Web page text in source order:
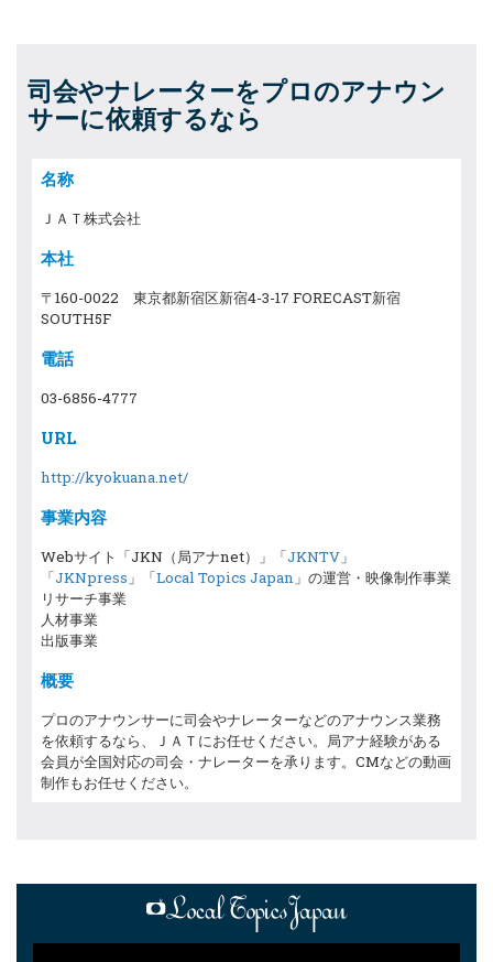
司会やナレーターをプロのアナウン
サーに依頼するなら
名称
ＪＡＴ株式会社
本社
〒160-0022 東京都新宿区新宿4-3-17 FORECAST新宿
SOUTH5F
電話
03-6856-4777
URL
http://kyokuana.net/
事業内容
Webサイト「JKN（局アナnet）」「JKNTV 」
「JKNpress 」「Local Topics Japan 」の運営・映像制作事業
リサーチ事業
人材事業
出版事業
概要
プロのアナウンサーに司会やナレーターなどのアナウンス業務
を依頼するなら、ＪＡＴにお任せください。局アナ経験がある
会員が全国対応の司会・ナレーターを承ります。CMなどの動画
制作もお任せください。